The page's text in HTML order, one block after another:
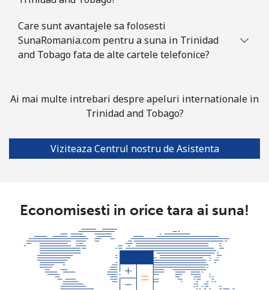
Care sunt avantajele sa folosesti
SunaRomania.com pentru a suna in Trinidad
and Tobago fata de alte cartele telefonice?
Ai mai multe intrebari despre apeluri internationale in
Trinidad and Tobago?
Viziteaza Centrul nostru de Asistenta
Economisesti in orice tara ai suna!